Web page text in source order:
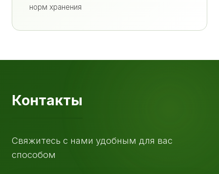
норм хранения
Контакты
Свяжитесь с нами удобным для вас
способом